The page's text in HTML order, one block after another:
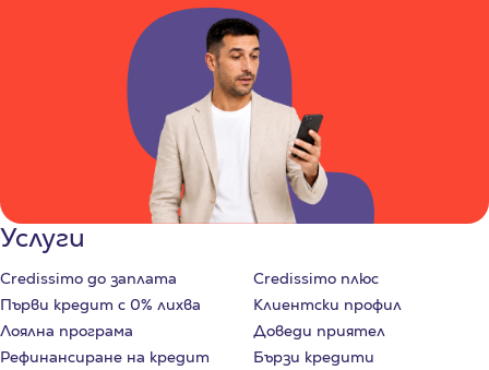
Услуги
Credissimo до заплата
Credissimo плюс
Първи кредит с 0% лихва
Клиентски профил
Лоялна програма
Доведи приятел
Рефинансиране на кредит
Бързи кредити